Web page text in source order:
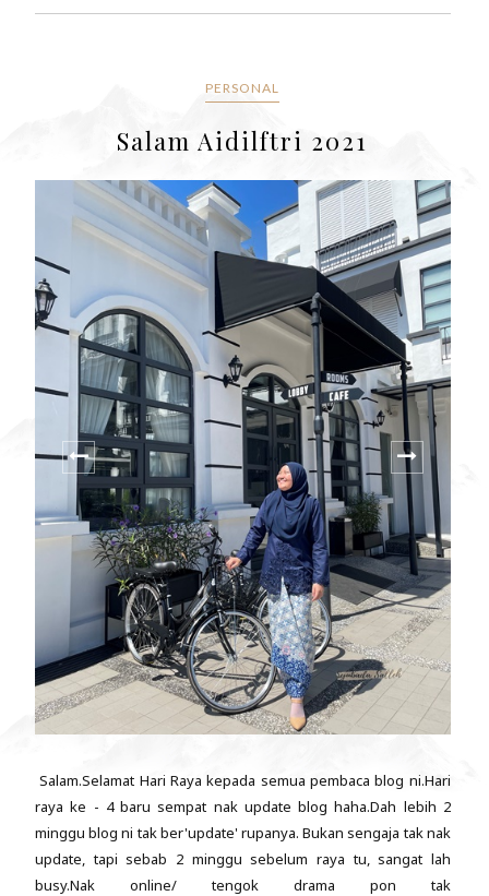
PERSONAL
Salam Aidilftri 2021
Salam.Selamat Hari Raya kepada semua pembaca blog ni.Hari
raya ke - 4 baru sempat nak update blog haha.Dah lebih 2
minggu blog ni tak ber'update' rupanya. Bukan sengaja tak nak
update, tapi sebab 2 minggu sebelum raya tu, sangat lah
busy.Nak online/ tengok drama pon tak